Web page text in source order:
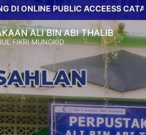
ONLINE PUBLIC ACCEESS
ALI BIN ABI THALIB
FIKRI MUNGKID